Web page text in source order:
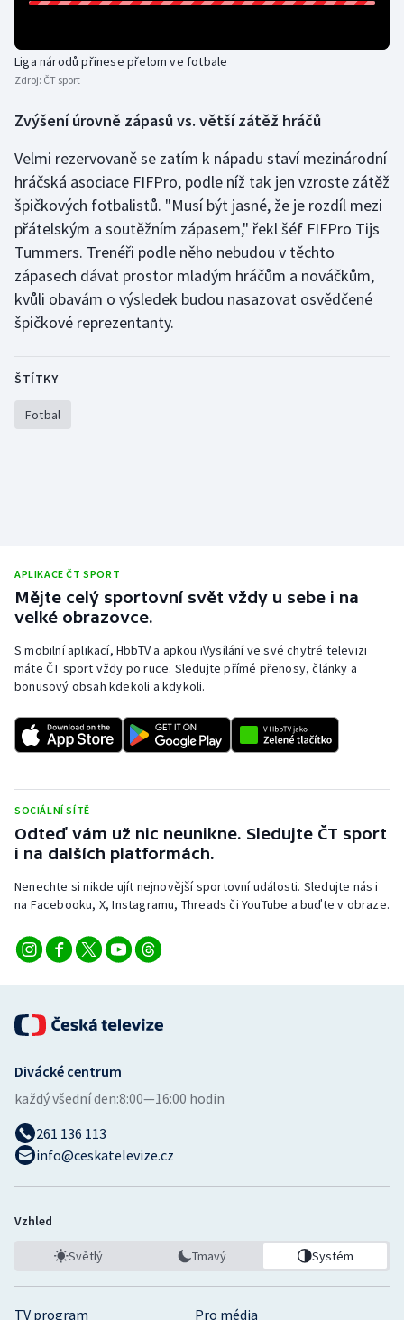
Liga národů přinese přelom ve fotbale
Zdroj: ČT sport
Zvýšení úrovně zápasů vs. větší zátěž hráčů
Velmi rezervovaně se zatím k nápadu staví mezinárodní
hráčská asociace FIFPro, podle níž tak jen vzroste zátěž
špičkových fotbalistů. "Musí být jasné, že je rozdíl mezi
přátelským a soutěžním zápasem," řekl šéf FIFPro Tijs
Tummers. Trenéři podle něho nebudou v těchto
zápasech dávat prostor mladým hráčům a nováčkům,
kvůli obavám o výsledek budou nasazovat osvědčené
špičkové reprezentanty.
ŠTÍTKY
Fotbal
APLIKACE ČT SPORT
Mějte celý sportovní svět vždy u sebe i na
velké obrazovce.
S mobilní aplikací, HbbTV a apkou iVysílání ve své chytré televizi
máte ČT sport vždy po ruce. Sledujte přímé přenosy, články a
bonusový obsah kdekoli a kdykoli.
SOCIÁLNÍ SÍTĚ
Odteď vám už nic neunikne. Sledujte ČT sport
i na dalších platformách.
Nenechte si nikde ujít nejnovější sportovní události. Sledujte nás i
na Facebooku, X, Instagramu, Threads či YouTube a buďte v obraze.
TV program Pro média
Divácké centrum
každý všední den:8:00—16:00 hodin
261 136 113
info@ceskatelevize.cz
Vzhled
Světlý Tmavý Systém